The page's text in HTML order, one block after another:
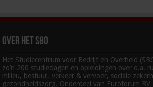
Over het SBO
Het Studiecentrum voor Bedrijf en Overheid
zo’n 200 studiedagen en opleidingen over o.a.
milieu, bestuur, verkeer & vervoer, sociale
gezondheidszorg. Onderdeel van Euroforum